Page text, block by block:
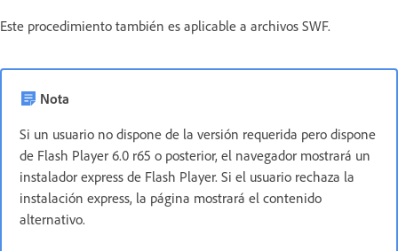
Este procedimiento también es aplicable a archivos SWF.
Nota
Si un usuario no dispone de la versión requerida pero dispone
de Flash Player 6.0 r65 o posterior, el navegador mostrará un
instalador express de Flash Player. Si el usuario rechaza la
instalación express, la página mostrará el contenido
alternativo.